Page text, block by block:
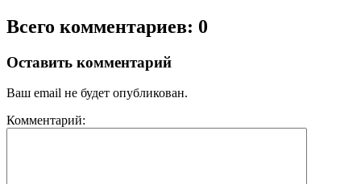
Всего комментариев: 0
Оставить комментарий
Ваш email не будет опубликован.
Комментарий: